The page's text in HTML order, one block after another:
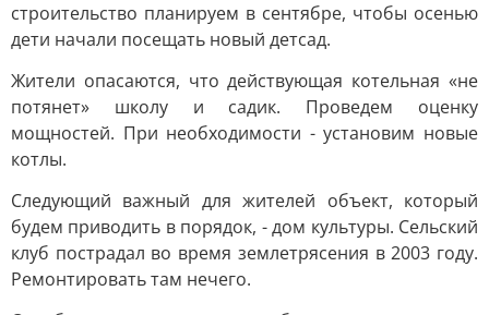
строительство планируем в сентябре, чтобы осенью
дети начали посещать новый детсад.
Жители опасаются, что действующая котельная «не
потянет» школу и садик. Проведем оценку
мощностей. При необходимости - установим новые
котлы.
Следующий важный для жителей объект, который
будем приводить в порядок, - дом культуры. Сельский
клуб пострадал во время землетрясения в 2003 году.
Ремонтировать там нечего.